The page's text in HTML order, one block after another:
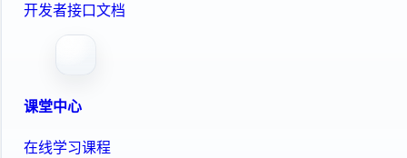
开发者接口文档
课堂中心
在线学习课程